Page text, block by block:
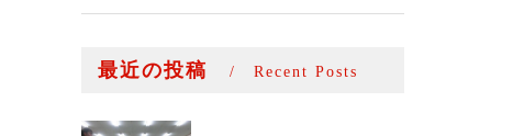
最近の投稿 Recent Posts